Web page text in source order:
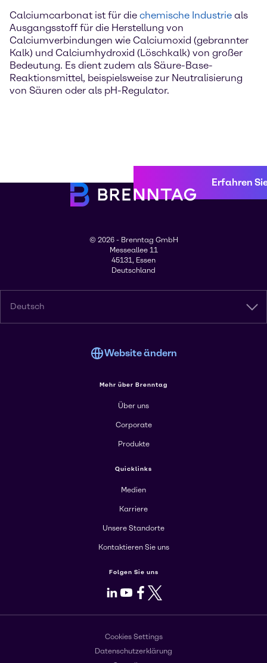
Calciumcarbonat ist für die chemische Industrie als
Ausgangsstoff für die Herstellung von
Calciumverbindungen wie Calciumoxid (gebrannter
Kalk) und Calciumhydroxid (Löschkalk) von großer
Bedeutung. Es dient zudem als Säure-Base-
Reaktionsmittel, beispielsweise zur Neutralisierung
von Säuren oder als pH-Regulator.
Erfahren
© 2026 - Brenntag GmbH
Messeallee 11
45131, Essen
Deutschland
Deutsch
Website ändern
Mehr über Brenntag
Über uns
Corporate
Produkte
Quicklinks
Medien
Karriere
Unsere Standorte
Kontaktieren Sie uns
Folgen Sie uns
LinkedIn
Youtube
Facebook
X
Cookies Settings
Datenschutzerklärung